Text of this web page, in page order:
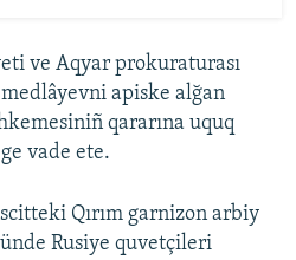
ve Aqyar prokuraturası
apiske alğan
qararına uquq
vade ete.
Qırım garnizon arbiy
Rusiye quvetçileri